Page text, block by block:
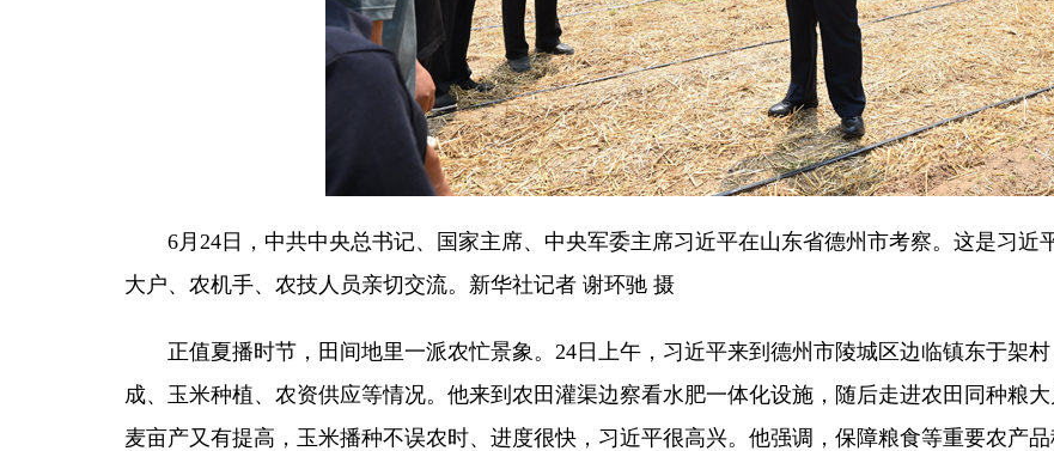
6月24日，中共中央总书记、国家主席、中央军委主席习近平在山东省德州市考察。这是习
大户、农机手、农技人员亲切交流。新华社记者 谢环驰 摄
正值夏播时节，田间地里一派农忙景象。24日上午，习近平来到德州市陵城区边临镇东于架
成、玉米种植、农资供应等情况。他来到农田灌渠边察看水肥一体化设施，随后走进农田同种粮
麦亩产又有提高，玉米播种不误农时、进度很快，习近平很高兴。他强调，保障粮食等重要农产